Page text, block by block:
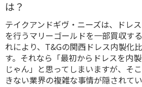
は？
テイクアンドギヴ・ニーズは、ドレ
を行うマリーゴールドを一部買収す
れにより、T&Gの関西ドレス内製化
す。それなら「最初からドレスを内
じゃん」と思ってしまいますが、そ
きない業界の複雑な事情が隠されて